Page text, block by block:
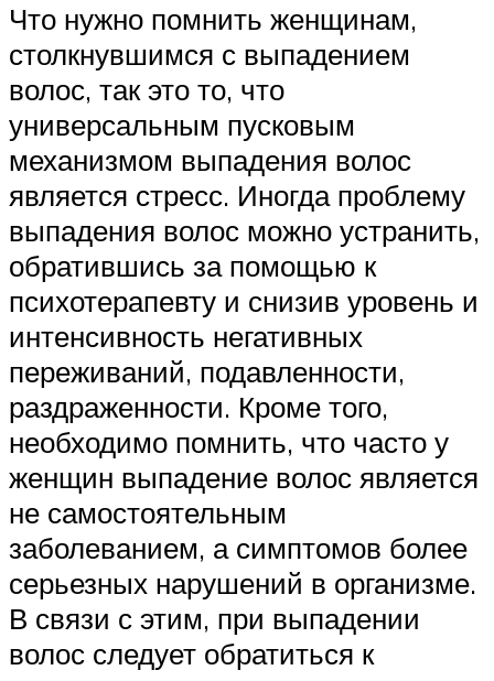
Что нужно помнить женщинам,
столкнувшимся с выпадением
волос, так это то, что
универсальным пусковым
механизмом выпадения волос
является стресс. Иногда проблему
выпадения волос можно устранить,
обратившись за помощью к
психотерапевту и снизив уровень и
интенсивность негативных
переживаний, подавленности,
раздраженности. Кроме того,
необходимо помнить, что часто у
женщин выпадение волос является
не самостоятельным
заболеванием, а симптомов более
серьезных нарушений в организме.
В связи с этим, при выпадении
волос следует обратиться к